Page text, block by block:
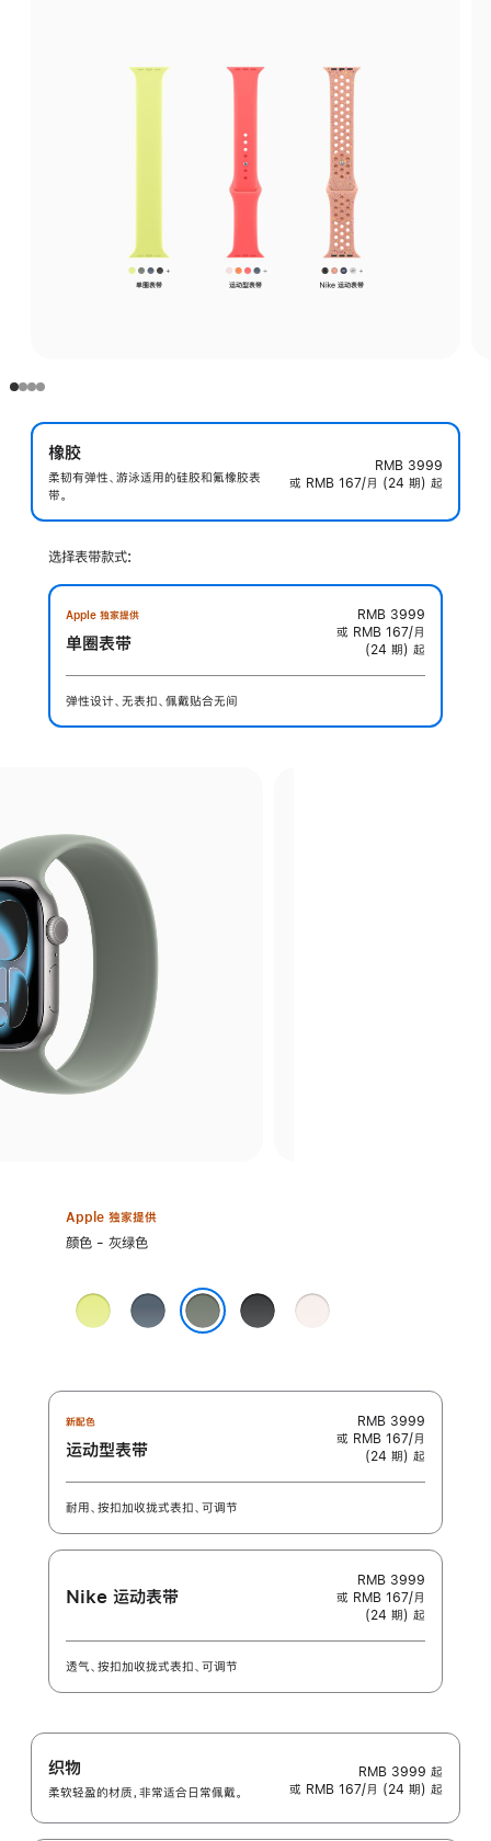
橡胶
柔韧有弹性、游泳适用的硅胶和氟橡胶表
带。
RMB 3999
或 RMB 167/月 (24 期) 起
选择表带款式:
Apple 独家提供
单圈表带
RMB 3999
或 RMB 167/月
(24 期) 起
弹性设计、无表扣、佩戴贴合无间
Apple 独家提供
选
色:
颜色 - 灰绿色
霓
虹
铁
锚
黑
色
淡
新配色
运动型表带
RMB 3999
或 RMB 167/月
(24 期) 起
耐用、按扣加收拢式表扣、可调节
Nike 运动表带
RMB 3999
或 RMB 167/月
(24 期) 起
透气、按扣加收拢式表扣、可调节
织物
柔软轻盈的材质，非常适合日常佩戴。
RMB 3999 起
或 RMB 167/月 (24 期) 起